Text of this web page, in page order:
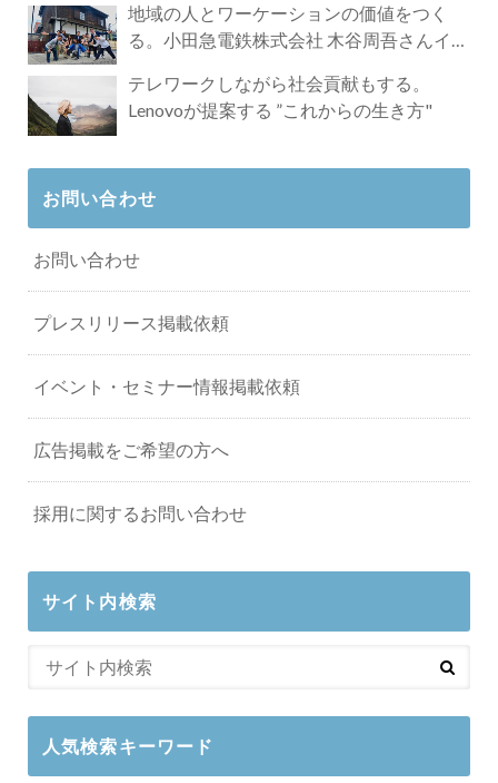
地域の人とワーケーションの価値をつく
る。小田急電鉄株式会社 木谷周吾さんイン
テレワークしながら社会貢献もする。
Lenovoが提案する ”これからの生き方"
お問い合わせ
お問い合わせ
プレスリリース掲載依頼
イベント・セミナー情報掲載依頼
広告掲載をご希望の方へ
採用に関するお問い合わせ
サイト内検索
人気検索キーワード